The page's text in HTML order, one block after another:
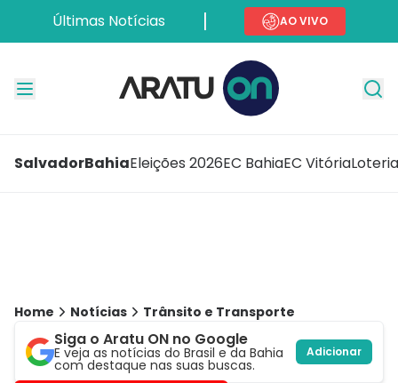
Últimas Notícias AO VIVO
SalvadorBahiaEleições 2026EC BahiaEC Vitória
Home Notícias Trânsito e Transporte
Siga o Aratu ON no Google
E veja as notícias do Brasil e da Bahia
com destaque nas suas buscas.
Adicionar